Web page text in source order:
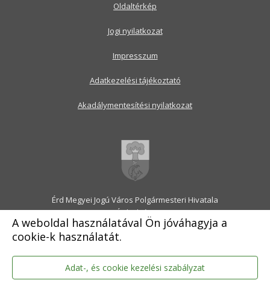
A weboldal használatával Ön jóváhagyja a
cookie-k használatát.
Adat-, és cookie kezelési szabályzat
Érd Megyei Jogú Város Polgármesteri Hivatala
2030 Érd, Alsó utca 1.
Levélcím: 2031 Érd, Pf.: 31
E-mail:onkormanyzat@erd.hu
Telefonközpont:06-23-522-300
Ügyfélszolgálat:06-23-522-301
Hivatali Kapu: ERDPH
Oldaltérkép
Jogi nyilatkozat
Impresszum
Adatkezelési tájékoztató
Akadálymentesítési nyilatkozat